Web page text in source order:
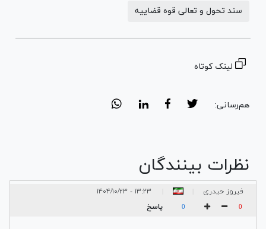
سند تحول و تعالی قوه قضاییه
لینک کوتاه
هم‌رسانی:
نظرات بینندگان
فیروز حیدری ۱۳:۲۳ - ۱۴۰۴/۱۰/۲۳
0
0 پاسخ